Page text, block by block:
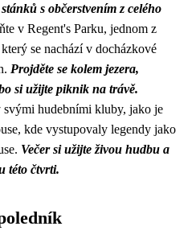
s občerstvením z celého
v Regent's Parku, jednom z
se nachází v docházkové
Projděte se kolem jezera,
si užijte piknik na trávě.
svými hudebními kluby, jako je
kde vystupovaly legendy jako
Večer si užijte živou hudbu a
této čtvrti.